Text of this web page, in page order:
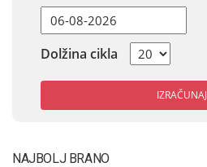
Dolžina cikla
IZRAČUNAJ
NAJBOLJ BRANO